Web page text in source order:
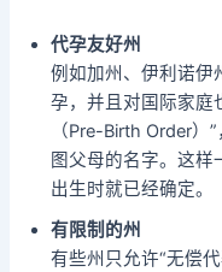
代孕友好州
例如加州、伊利诺伊
孕，并且对国际家庭
（Pre-Birth Order
图父母的名字。这样
出生时就已经确定。
有限制的州
有些州只允许“无偿